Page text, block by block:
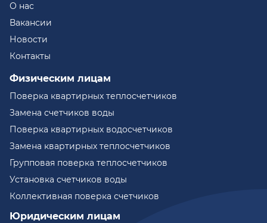
О нас
Вакансии
Новости
Контакты
Физическим лицам
Поверка квартирных теплосчетчиков
Замена счетчиков воды
Поверка квартирных водосчетчиков
Замена квартирных теплосчетчиков
Групповая поверка теплосчетчиков
Установка счетчиков воды
Коллективная поверка счетчиков
Юридическим лицам